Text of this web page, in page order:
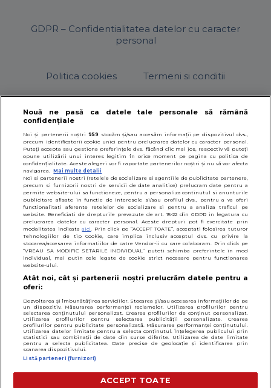
GDPR – Confidentialitatea datelor cu caracter
personal
Politica cookies Termeni si conditii
© 2026SfatulParintilor.ro
Nouă ne pasă ca datele tale personale să rămână
confidențiale
Noi și partenerii noștri959 stocăm și/sau accesăm informații pe dispozitivul dvs.,
precum identificatorii cookie unici pentru prelucrarea datelor cu caracter personal.
Puteți accepta sau gestiona preferințele dvs. făcând clic mai jos, respectiv vă puteți
opune utilizării unui interes legitim în orice moment pe pagina cu politica de
confidențialitate. Aceste alegeri vor fi raportate partenerilor noștri și nu vă vor afecta
navigarea. Mai multe detalii
Noi si partenerii nostri (retelele de socializare si agentiile de publicitate partenere,
precum si furnizorii nostri de servicii de date analitice) prelucram date pentru a
permite website-ului sa functioneze, pentru a personaliza continutul si anunturile
publicitare afisate in functie de interesele si/sau profilul dvs., pentru a va oferi
functionalitati aferente retelelor de socializare si pentru a analiza traficul pe
website. Beneficiati de drepturile prevazute de art. 15-22 din GDPR in legatura cu
prelucrarea datelor cu caracter personal. Aceste drepturi pot fi exercitate prin
modalitatea indicataaici. Prin click pe “ACCEPT TOATE”, acceptati folosirea tuturor
Tehnologiilor de tip Cookie, care implica inclusiv acceptul dvs. cu privire la
stocarea/accesarea informatiilor de catre Vendor-ii cu care colaboram. Prin click pe
“VREAU SA MODIFIC SETARILE INDIVIDUAL” puteti schimba preferintele in mod
individual, mai putin cele legate de cookie strict necesare pentru functionarea
website-ului.
Atât noi, cât și partenerii noștri prelucrăm datele pentru a
oferi:
Dezvoltarea și îmbunătățirea serviciilor. Stocarea și/sau accesarea informațiilor de pe
un dispozitiv. Măsurarea performanței reclamelor. Utilizarea profilurilor pentru
selectarea conținutului personalizat. Crearea profilurilor de conținut personalizat.
Utilizarea profilurilor pentru selectarea publicității personalizate. Crearea
profilurilor pentru publicitate personalizată. Măsurarea performanței conținutului.
Utilizarea datelor limitate pentru a selecta conținutul. Înțelegerea publicului prin
statistici sau combinații de date din surse diferite. Utilizarea de date limitate
pentru a selecta publicitatea. Date precise de geolocație și identificarea prin
scanarea dispozitivului.
Listă parteneri (furnizori)
ACCEPT TOATE